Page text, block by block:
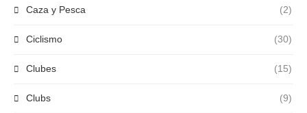
Caza y Pesca (2)
Ciclismo (30)
Clubes (15)
Clubs (9)